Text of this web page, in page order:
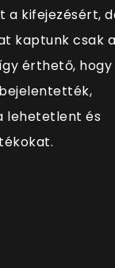
a kifejezésért,
kaptunk csak a
érthető, hogy
lehetetlent és